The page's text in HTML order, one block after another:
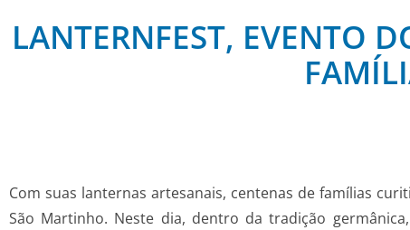
LANTERNFEST, EVENTO
Com suas lanternas artesanais, centenas de famílias
São Martinho. Neste dia, dentro da tradição